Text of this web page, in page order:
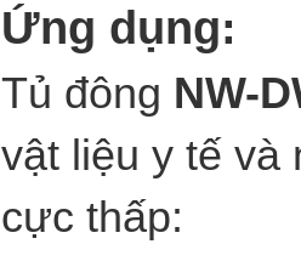
Ứng dụng:
Tủ đông NW-
vật liệu y tế và
cực thấp: